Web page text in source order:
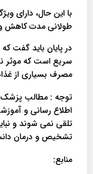
با این حال، دارای
طولانی مدت کاهش
در پایان باید گفت
سریع است که موثر
مصرف بسیاری از
توجه : مطالب پزشک
اطلاع رسانی و
تلقی نمی شوند و
تشخیص و درمان
منابع: